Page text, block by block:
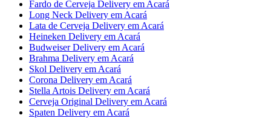
Fardo de Cerveja Delivery em Acará
Long Neck Delivery em Acará
Lata de Cerveja Delivery em Acará
Heineken Delivery em Acará
Budweiser Delivery em Acará
Brahma Delivery em Acará
Skol Delivery em Acará
Corona Delivery em Acará
Stella Artois Delivery em Acará
Cerveja Original Delivery em Acará
Spaten Delivery em Acará